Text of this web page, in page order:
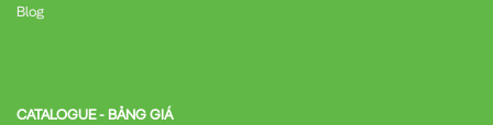
Blog
CATALOGUE - BẢNG GIÁ